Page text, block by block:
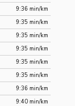
9:36 min/km
9:35 min/km
9:35 min/km
9:35 min/km
9:35 min/km
9:35 min/km
9:36 min/km
9:40 min/km